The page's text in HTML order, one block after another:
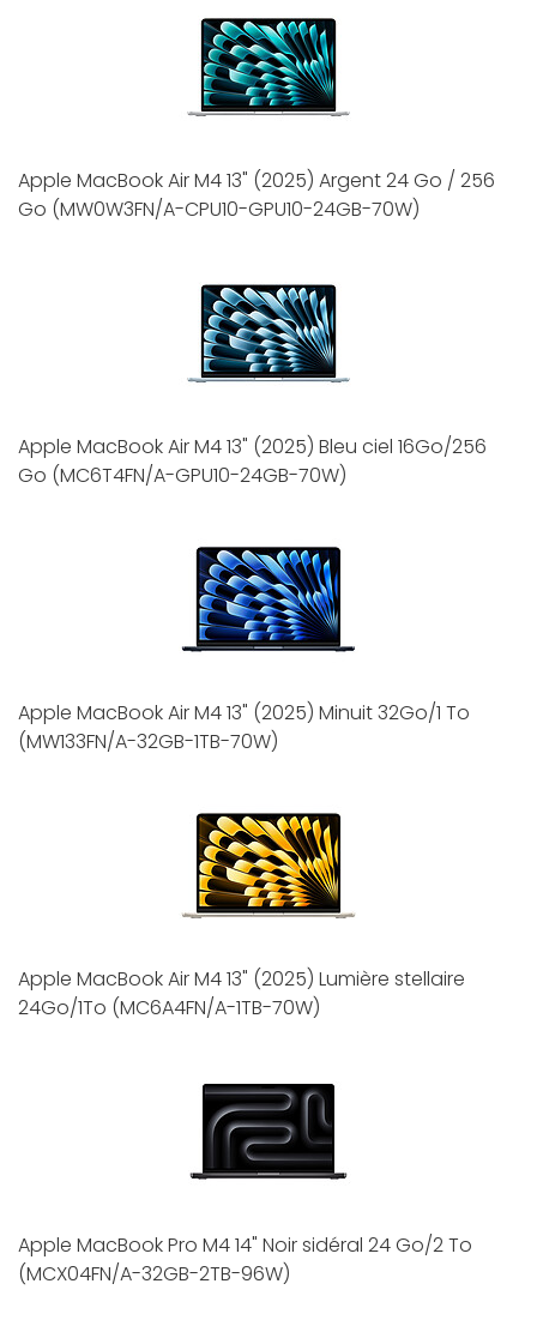
Apple MacBook Air M4 13" (2025) Argent 24 Go / 256
Go (MW0W3FN/A-CPU10-GPU10-24GB-70W)
Apple MacBook Air M4 13" (2025) Bleu ciel 16Go/256
Go (MC6T4FN/A-GPU10-24GB-70W)
Apple MacBook Air M4 13" (2025) Minuit 32Go/1 To
(MW133FN/A-32GB-1TB-70W)
Apple MacBook Air M4 13" (2025) Lumière stellaire
24Go/1To (MC6A4FN/A-1TB-70W)
Apple MacBook Pro M4 14" Noir sidéral 24 Go/2 To
(MCX04FN/A-32GB-2TB-96W)